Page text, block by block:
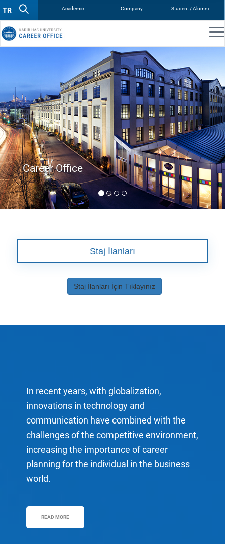
Academic Company Student / Alumni
Internship Resources
Staj İlanları
Staj İlanları İçin Tıklayınız
In recent years, with globalization,
innovations in technology and
communication have combined with the
challenges of the competitive environment,
increasing the importance of career
planning for the individual in the business
world.
READ MORE